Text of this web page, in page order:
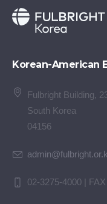
Korean-American
Fulbright Building,
South Korea
04156
02-3275-4000 |